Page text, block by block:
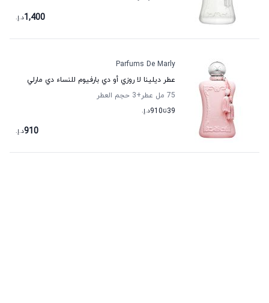
1,400د.إ.
Parfums De Marly
عطر ديلينا لا روزي أو دي بارفيوم للنساء دي مارلي
75 مل عطر
+3
حجم العطر
39تا910د.إ.
910د.إ.